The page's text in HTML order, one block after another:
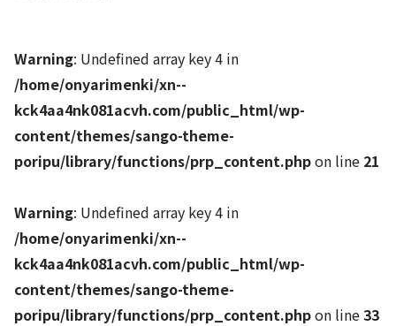
Warning: Undefined array key 4 in
/home/onyarimenki/xn--
kck4aa4nk081acvh.com/public_html/wp-
content/themes/sango-theme-
poripu/library/functions/prp_content.phpon line 21
Warning: Undefined array key 4 in
/home/onyarimenki/xn--
kck4aa4nk081acvh.com/public_html/wp-
content/themes/sango-theme-
poripu/library/functions/prp_content.phpon line33